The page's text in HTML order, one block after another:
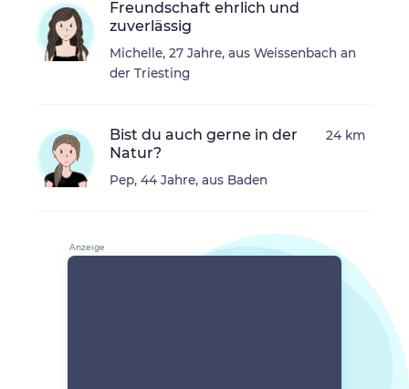
Freundschaft ehrlich und
zuverlässig
Michelle, 27 Jahre, aus Weissenbach an
der Triesting
Bist du auch gerne in der
Natur?
Pep, 44 Jahre, aus Baden
24 km